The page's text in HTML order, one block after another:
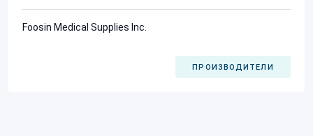
Foosin Medical Supplies Inc.
ПРОИЗВОДИТЕЛИ